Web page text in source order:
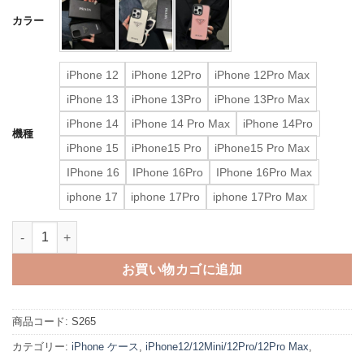
カラー
機種
iPhone 12 iPhone 12Pro
iPhone 12Pro Max
iPhone 13
iPhone 13Pro
iPhone 13Pro Max
iPhone 14
iPhone 14 Pro Max
iPhone 14Pro
iPhone 15
iPhone15 Pro
iPhone15 Pro Max
IPhone 16
IPhone 16Pro
IPhone 16Pro Max
iphone 17
iphone 17Pro iphone 17Pro Max
iphone17/17pro ケース プラダ コピー prada スマホケース
お買い物カゴに追加
商品コード: S265
カテゴリー: iPhone ケース, iPhone12/12Mini/12Pro/12Pro Max,